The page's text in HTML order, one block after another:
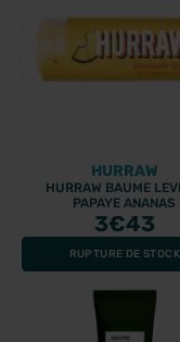
HURRAW
HURRAW BAUME
PAPAYE ANANAS
3€43
RUPTURE DE STOCK